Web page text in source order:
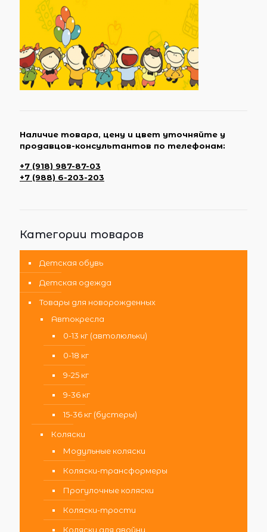
Наличие товара, цену и цвет уточняйте у
продавцов-консультантов по телефонам:
+7 (918) 987-87-03
+7 (988) 6-203-203
Категории товаров
Детская обувь
Детская одежда
Товары для новорожденных
Автокресла
0-13 кг (автолюльки)
0-18 кг
9-25 кг
9-36 кг
15-36 кг (бустеры)
Коляски
Модульные коляски
Коляски-трансформеры
Прогулочные коляски
Коляски-трости
Коляски для двойни